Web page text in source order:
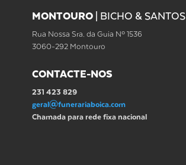
MONTOURO| BICHO & SANTOS
Rua Nossa Sra. da Guia Nº 1536
3060-292 Montouro
CONTACTE-NOS
231 423 829
geral@funerariaboica.com
Chamada para rede fixa nacional